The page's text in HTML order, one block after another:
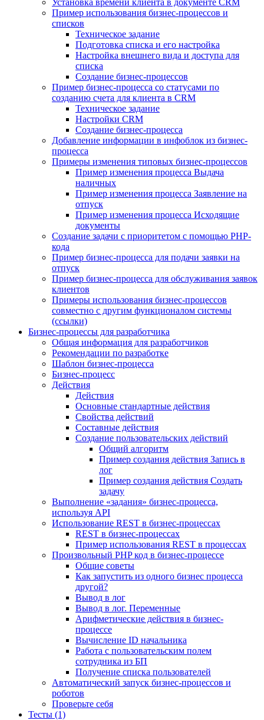
Установка времени клиента в документе CRM
Пример использования бизнес-процессов и
списков
Техническое задание
Подготовка списка и его настройка
Настройка внешнего вида и доступа для
списка
Создание бизнес-процессов
Пример бизнес-процесса со статусами по
созданию счета для клиента в CRM
Техническое задание
Настройки CRM
Создание бизнес-процесса
Добавление информации в инфоблок из бизнес-
процесса
Примеры изменения типовых бизнес-процессов
Пример изменения процесса Выдача
наличных
Пример изменения процесса Заявление на
отпуск
Пример изменения процесса Исходящие
документы
Создание задачи с приоритетом с помощью PHP-
кода
Пример бизнес-процесса для подачи заявки на
отпуск
Пример бизнес-процесса для обслуживания заявок
клиентов
Примеры использования бизнес-процессов
совместно с другим функционалом системы
(ссылки)
Бизнес-процессы для разработчика
Общая информация для разработчиков
Рекомендации по разработке
Шаблон бизнес-процесса
Бизнес-процесс
Действия
Действия
Основные стандартные действия
Свойства действий
Составные действия
Создание пользовательских действий
Общий алгоритм
Пример создания действия Запись в
лог
Пример создания действия Создать
задачу
Выполнение «задания» бизнес-процесса,
используя API
Использование REST в бизнес-процессах
REST в бизнес-процессах
Пример использования REST в процессах
Произвольный PHP код в бизнес-процессе
Общие советы
Как запустить из одного бизнес процесса
другой?
Вывод в лог
Вывод в лог. Переменные
Арифметические действия в бизнес-
процессе
Вычисление ID начальника
Работа с пользовательским полем
сотрудника из БП
Получение списка пользователей
Автоматический запуск бизнес-процессов и
роботов
Проверьте себя
Тесты (1)